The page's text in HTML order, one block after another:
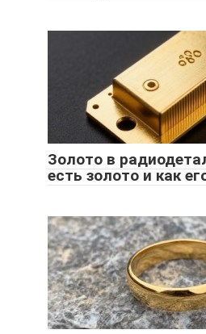
Золото в
есть золото и как